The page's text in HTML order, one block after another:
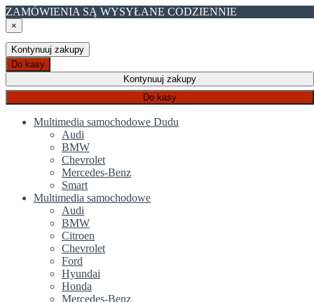
ZAMÓWIENIA SĄ WYSYŁANE CODZIENNIE
×
Kontynuuj zakupy
Do kasy
Kontynuuj zakupy
Do kasy
Multimedia samochodowe Dudu
Audi
BMW
Chevrolet
Mercedes-Benz
Smart
Multimedia samochodowe
Audi
BMW
Citroen
Chevrolet
Ford
Hyundai
Honda
Mercedes-Benz